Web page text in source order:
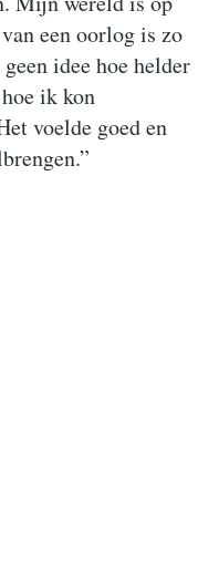
een oorlog is zo
idee hoe helder
ik kon
voelde goed en